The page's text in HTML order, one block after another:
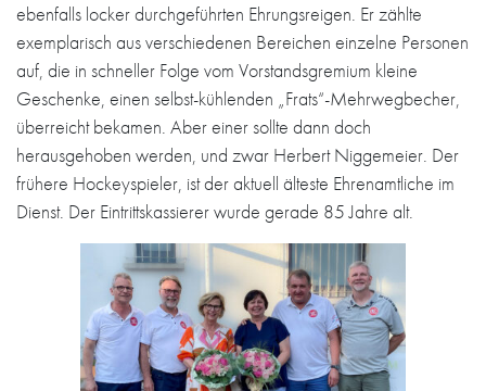
ebenfalls locker durchgeführten Ehrungsreigen. Er zählte
exemplarisch aus verschiedenen Bereichen einzelne Personen
auf, die in schneller Folge vom Vorstandsgremium kleine
Geschenke, einen selbst-kühlenden „Frats“-Mehrwegbecher,
überreicht bekamen. Aber einer sollte dann doch
herausgehoben werden, und zwar Herbert Niggemeier. Der
frühere Hockeyspieler, ist der aktuell älteste Ehrenamtliche im
Dienst. Der Eintrittskassierer wurde gerade 85 Jahre alt.